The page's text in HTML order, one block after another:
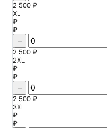
2 500 ₽
XL
₽
₽
–
2 500 ₽
2XL
₽
₽
–
2 500 ₽
3XL
₽
₽